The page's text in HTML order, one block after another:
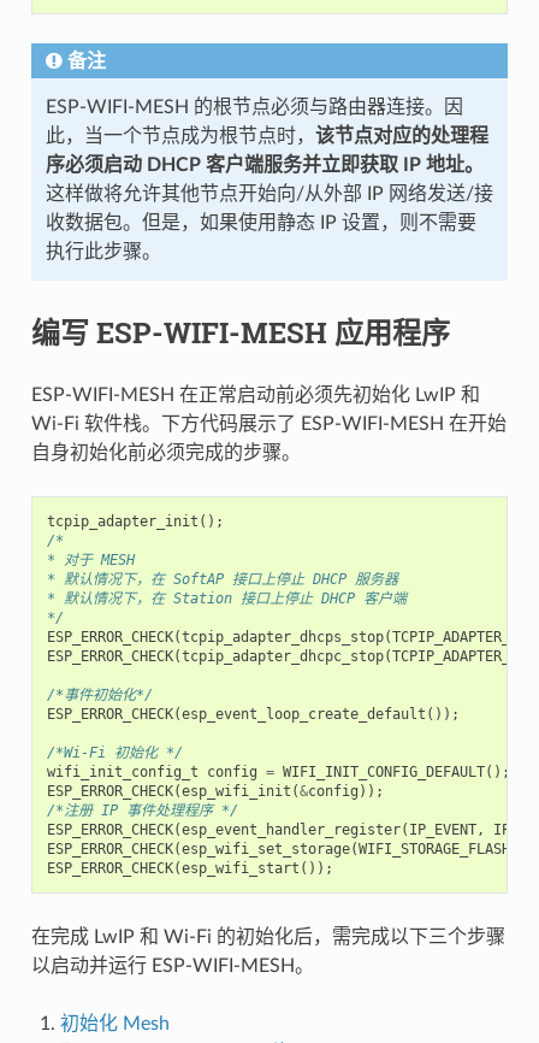
备注
ESP-WIFI-MESH 的根节点必须与路由器连接。因
此，当一个节点成为根节点时， 该节点对应的处理程
序必须启动 DHCP 客户端服务并立即获取 IP 地址。
这样做将允许其他节点开始向/从外部 IP 网络发送/接
收数据包。但是，如果使用静态 IP 设置，则不需要
执行此步骤。
编写 ESP-WIFI-MESH 应用程序
ESP-WIFI-MESH 在正常启动前必须先初始化 LwIP 和
Wi-Fi 软件栈。下方代码展示了 ESP-WIFI-MESH 在开始
自身初始化前必须完成的步骤。
tcpip_adapter_init ();
/*
* 对于 MESH
* 默认情况下，在 SoftAP 接口上停止 DHCP 服务器
* 默认情况下，在 Station 接口上停止 DHCP 客户端
*/
ESP_ERROR_CHECK(tcpip_adapter_dhcps_stop(
ESP_ERROR_CHECK(tcpip_adapter_dhcpc_stop(
/*事件初始化*/
ESP_ERROR_CHECK(esp_event_loop_create_default ());
/*Wi-Fi 初始化 */
wifi_init_config_t
config = WIFI_INIT_CONFIG_DEFAULT();
ESP_ERROR_CHECK(esp_wifi_init (&config ));
/*注册 IP 事件处理程序 */
ESP_ERROR_CHECK(esp_event_handler_register( IP_EVENT,
ESP_ERROR_CHECK(esp_wifi_set_storage(WIFI_STORAGE_FLASH
ESP_ERROR_CHECK(esp_wifi_start ());
在完成 LwIP 和 Wi-Fi 的初始化后，需完成以下三个步骤
以启动并运行 ESP-WIFI-MESH。
初始化 Mesh